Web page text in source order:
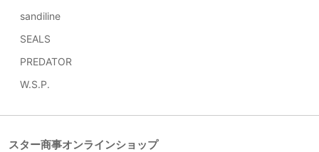
スター商事オンラインショップ
sandiline
SEALS
PREDATOR
W.S.P.